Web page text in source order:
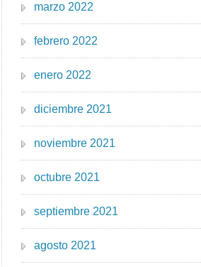
marzo 2022
febrero 2022
enero 2022
diciembre 2021
noviembre 2021
octubre 2021
septiembre 2021
agosto 2021